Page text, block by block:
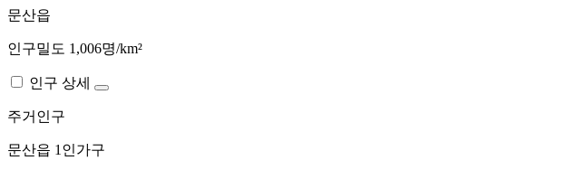
문산읍
인구밀도 1,006명/km²
인구 상세
주거인구
문산읍 1인가구